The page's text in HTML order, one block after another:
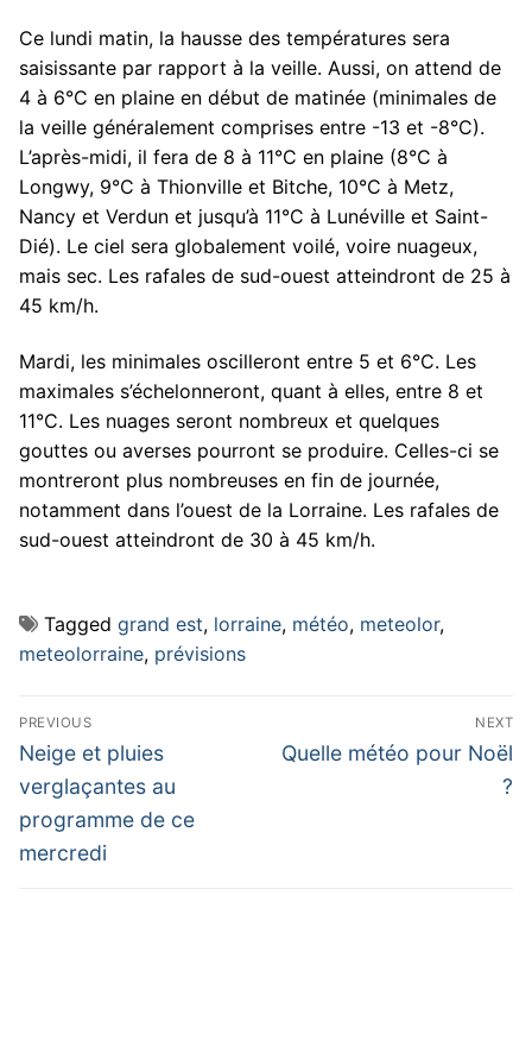
Ce lundi matin, la hausse des températures sera
saisissante par rapport à la veille. Aussi, on attend de
4 à 6°C en plaine en début de matinée (minimales de
la veille généralement comprises entre -13 et -8°C).
L’après-midi, il fera de 8 à 11°C en plaine (8°C à
Longwy, 9°C à Thionville et Bitche, 10°C à Metz,
Nancy et Verdun et jusqu’à 11°C à Lunéville et Saint-
Dié). Le ciel sera globalement voilé, voire nuageux,
mais sec. Les rafales de sud-ouest atteindront de 25 à
45 km/h.
Mardi, les minimales oscilleront entre 5 et 6°C. Les
maximales s’échelonneront, quant à elles, entre 8 et
11°C. Les nuages seront nombreux et quelques
gouttes ou averses pourront se produire. Celles-ci se
montreront plus nombreuses en fin de journée,
notamment dans l’ouest de la Lorraine. Les rafales de
sud-ouest atteindront de 30 à 45 km/h.
Tagged grand est, lorraine, météo, meteolor,
meteolorraine, prévisions
Navigation
de
l’article
PREVIOUS
Previous
post:
Neige et pluies
verglaçantes au
programme de ce
mercredi
NEXT
Next
Quelle météo pour Noël
?